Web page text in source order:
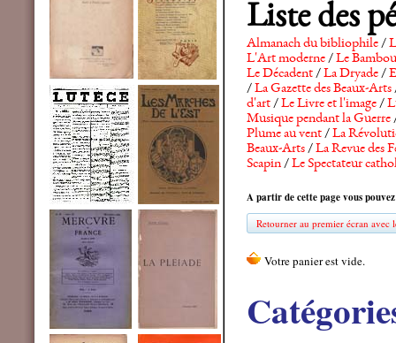
Liste des
Almanach du bibliophile/
L'Art moderne/Le Bambou
Le Décadent/La Dryade/
/La Gazette des Beaux-Arts
d'art/Le Livre et l'image/
Musique pendant la Guerre
Plume au vent/La
Beaux-Arts/La Revue des
Scapin/Le Spectateur
A partir de cette page vous
Retourner au premier écran avec